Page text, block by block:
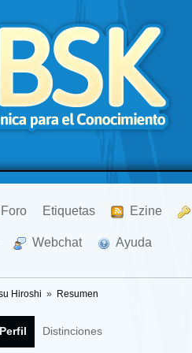
Foro Etiquetas Ezine
Webchat Ayuda
Hiroshi » Resumen
Distinciones